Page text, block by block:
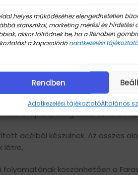
helyes működéséhez elengedhetetlen
statisztikai, marketing mérési és
akkor töltődnek be, ha a Rendben
a kapcsolódó adatkezelési
Rendben
Adatkezelési tájékoztatóÁltalános
1,5
gömb R14
(mm): 17
osztály: 10.9
Olaszország
a munkahossz (S)
a rajzon), még akkor is, ha a
acélból készülnek. Az
létre.
köszönhetően a